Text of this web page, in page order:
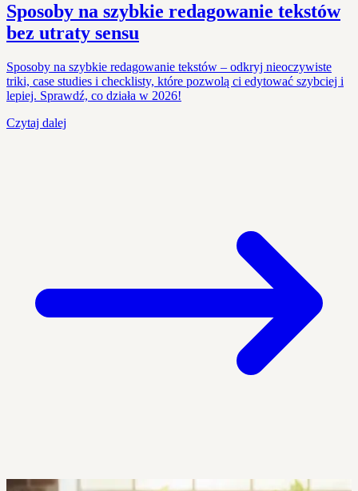
Sposoby na szybkie redagowanie tekstów
bez utraty sensu
Sposoby na szybkie redagowanie tekstów – odkryj nieoczywiste
triki, case studies i checklisty, które pozwolą ci edytować szybciej i
lepiej. Sprawdź, co działa w 2026!
Czytaj dalej